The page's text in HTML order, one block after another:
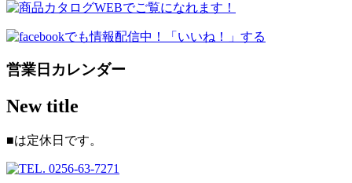
営業日カレンダー
New title
■は定休日です。